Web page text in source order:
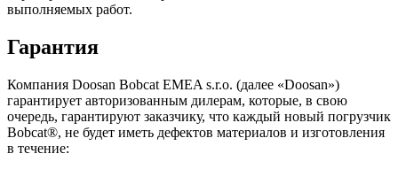
выполняемых работ.
Гарантия
Компания Doosan Bobcat EMEA s.r.o. (далее «Doosan»)
гарантирует авторизованным дилерам, которые, в свою
очередь, гарантируют заказчику, что каждый новый погрузчик
Bobcat®, не будет иметь дефектов материалов и изготовления
в течение: